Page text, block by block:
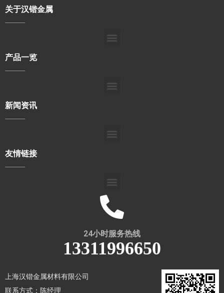
关于汉锴金属
产品一览
新闻资讯
友情链接
24小时服务热线
13311996650
上海汉锴金属材料有限公司
联系方式：陈经理